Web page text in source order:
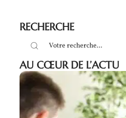
RECHERCHE
AU CŒUR DE L’ACTU